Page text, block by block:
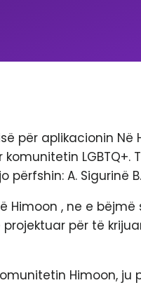
për aplikacionin Në
përfshin: A. Sigurinë B.
Himoon , ne e
për të
Himoon,